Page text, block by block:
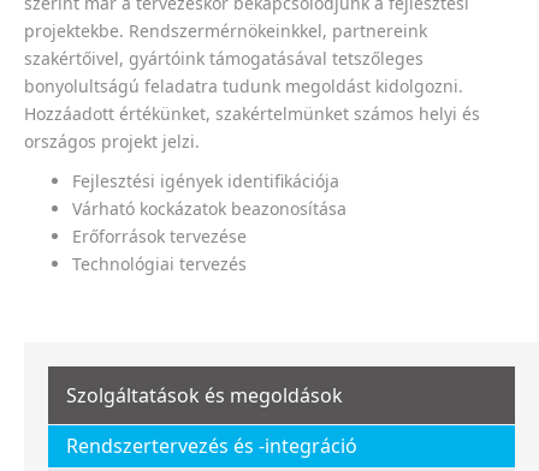
projektekbe. Rendszermérnökeinkkel, partnereink
szakértőivel, gyártóink támogatásával tetszőleges
bonyolultságú feladatra tudunk megoldást kidolgozni.
Hozzáadott értékünket, szakértelmünket számos helyi és
országos projekt jelzi.
Fejlesztési igények identifikációja
Várható kockázatok beazonosítása
Erőforrások tervezése
Technológiai tervezés
Szolgáltatások és megoldások
Rendszertervezés és -integráció